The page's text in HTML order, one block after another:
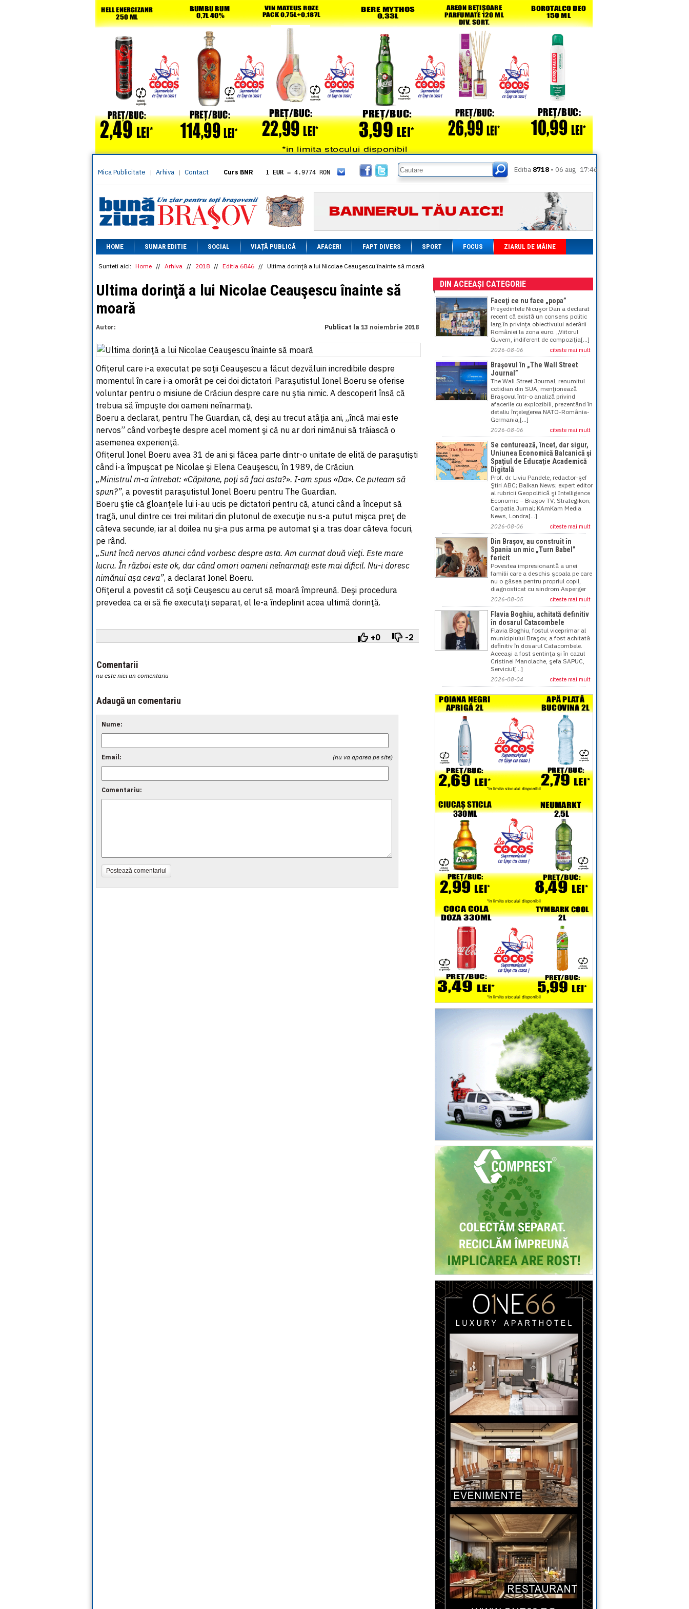
Mica Publicitate | Arhiva | Contact Curs BNR 1 EUR = 4.9774 RON
= 5.8304 RON
1 XAU= 464.4611 RON
1 AED= 1.1933 RON
1 AUD= 2.7957 RON
1 BGN= 2.5449 RON
1 CAD= 3.1559 RON
1 CHF= 5.2813 RON
1 CNY= 0.6015 RON
1 DKK
1 EGP= 0.0860 RON
= 0.3047 RON
1 MXN= 0.2227 RON
1 NOK= 0.4191 RON
1 NZD= 2.6097 RON
1 PLN
= 1.1646 RON
1 RSD= 0.0425 RON
1 RUB= 0.0530 RON
1 TRY
= 0.1141 RON
1 UAH = 0.1048 RON
1 XDR= 5.9383 RON
Editia 8718 - 06 aug 17:46
HOME SUMAR EDITIE SOCIAL VIAȚĂ PUBLICĂ AFACERI FAPT DIVERS SPORT FOCUS ZIARUL DE MÂINE
Sunteti aici: Home // Arhiva // 2018 // Editia 6846 // Ultima dorinţă a lui Nicolae Ceauşescu înainte să moară
Ultima dorinţă a lui Nicolae Ceauşescu înainte să
moară
Autor: Publicat la 13 noiembrie 2018
Ofiţerul care i-a executat pe soţii Ceauşescu a făcut dezvăluiri incredibile despre
momentul în care i-a omorât pe cei doi dictatori. Paraşutistul Ionel Boeru se oferise
voluntar pentru o misiune de Crăciun despre care nu ştia nimic. A descoperit însă că
trebuia să împuşte doi oameni neînarmaţi.
Boeru a declarat, pentru The Guardian, că, deşi au trecut atâția ani, „încă mai este
nervos” când vorbeşte despre acel moment şi că nu ar dori nimănui să trăiască o
asemenea experienţă.
Ofiţerul Ionel Boeru avea 31 de ani şi făcea parte dintr-o unitate de elită de paraşutişti
când i-a împuşcat pe Nicolae şi Elena Ceauşescu, în 1989, de Crăciun.
„Ministrul m-a întrebat: «Căpitane, poţi să faci asta?». I-am spus «Da». Ce puteam să
spun?”, a povestit paraşutistul Ionel Boeru pentru The Guardian.
Boeru ştie că gloanţele lui i-au ucis pe dictatori pentru că, atunci când a început să
tragă, unul dintre cei trei militari din plutonul de execuţie nu s-a putut mişca preţ de
câteva secunde, iar al doilea nu şi-a pus arma pe automat şi a tras doar câteva focuri,
pe rând.
„Sunt încă nervos atunci când vorbesc despre asta. Am curmat două vieţi. Este mare
lucru. În război este ok, dar când omori oameni neînarmaţi este mai dificil. Nu-i doresc
nimănui aşa ceva”, a declarat Ionel Boeru.
Ofiţerul a povestit că soţii Ceuşescu au cerut să moară împreună. Deşi procedura
prevedea ca ei să fie executaţi separat, el le-a îndeplinit acea ultimă dorinţă.
+0 -2
Comentarii
nu este nici un comentariu
Adaugă un comentariu
Nume:
(nu va aparea pe site)
Email:
Comentariu:
Postează comentariul
DIN ACEEAȘI CATEGORIE
Faceţi ce nu face „popa”
Preşedintele Nicuşor Dan a declarat
recent că există un consens politic
larg în privinţa obiectivului aderării
României la zona euro. „Viitorul
Guvern, indiferent de compoziţia[...]
2026-08-06 citeste mai mult
Braşovul în „The Wall Street
Journal”
The Wall Street Journal, renumitul
cotidian din SUA, menţionează
Braşovul într-o analiză privind
afacerile cu explozibili, prezentând în
detaliu înţelegerea NATO-România-
Germania,[...]
2026-08-06 citeste mai mult
Se conturează, încet, dar sigur,
Uniunea Economică Balcanică şi
Spaţiul de Educaţie Academică
Digitală
Prof. dr. Liviu Pandele, redactor-şef
Ştiri ABC; Balkan News; expert editor
al rubricii Geopolitică şi Intelligence
Economic – Braşov TV; Strategikon;
Carpatia Jurnal; KAmKam Media
News, Londra[...]
2026-08-06 citeste mai mult
Din Braşov, au construit în
Spania un mic „Turn Babel”
fericit
Povestea impresionantă a unei
familii care a deschis şcoala pe care
nu o găsea pentru propriul copil,
diagnosticat cu sindrom Asperger
2026-08-05 citeste mai mult
Flavia Boghiu, achitată definitiv
în dosarul Catacombele
Flavia Boghiu, fostul viceprimar al
municipiului Braşov, a fost achitată
definitiv în dosarul Catacombele.
Aceeaşi a fost sentinţa şi în cazul
Cristinei Manolache, şefa SAPUC,
Serviciul[...]
2026-08-04 citeste mai mult